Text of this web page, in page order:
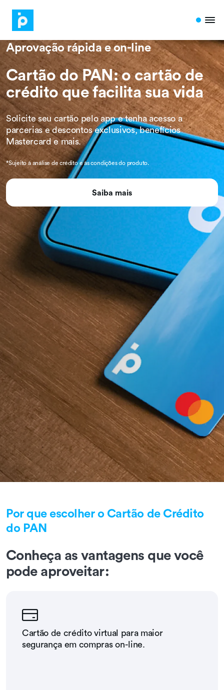
Aprovação rápida e on-line
Cartão do PAN: o cartão de
crédito que facilita sua vida
Solicite seu cartão pelo app e tenha acesso a
parcerias e descontos exclusivos, benefícios
Mastercard e mais.
*Sujeito à análise de crédito e às condições do produto.
Saiba mais
Por que escolher o Cartão de Crédito
do PAN
Conheça as vantagens que você
pode aproveitar:
Cartão de crédito virtual para maior
segurança em compras on-line.